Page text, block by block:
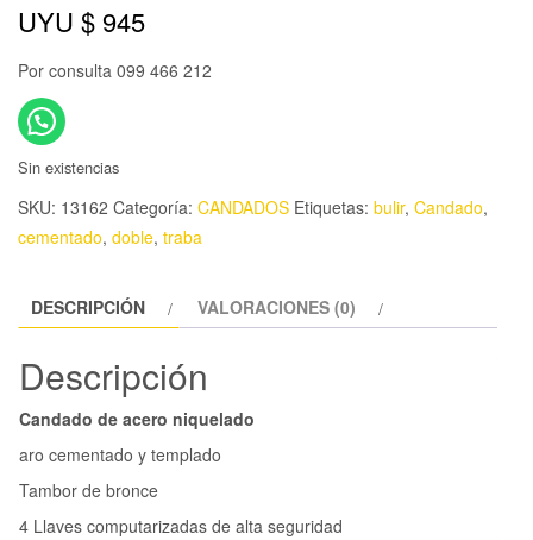
UYU $ 945
Por consulta 099 466 212
Sin existencias
SKU: 13162 Categoría: CANDADOS Etiquetas: bulir, Candado,
cementado, doble, traba
DESCRIPCIÓN VALORACIONES (0)
Descripción
Candado de acero niquelado
aro cementado y templado
Tambor de bronce
4 Llaves computarizadas de alta seguridad